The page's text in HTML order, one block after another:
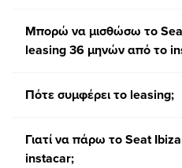
Μπορώ να μισθώσω το
leasing 36 μηνών από το
Πότε συμφέρει το leasing;
Γιατί να πάρω το Seat
instacar;